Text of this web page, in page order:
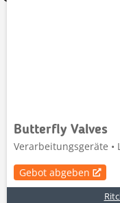
Butterfly Valves
Verarbeitungsgeräte •
Gebot abgeben